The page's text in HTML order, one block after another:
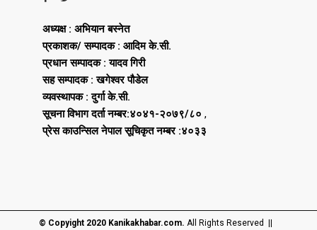
अध्यक्ष : अभियान बस्नेत
प्रकाशक/ सम्पादक : आदिम के.सी.
प्रधान सम्पादक : यादव गिरी
सह सम्पादक : खगेश्वर पौडेल
व्यवस्थापक : दुर्गा के.सी.
सूचना विभाग दर्ता नम्बर:४०४१-२०७९/८० ,
प्रेस काउन्सिल नेपाल सूचिकृत नम्बर :४०३३
© Copyight 2020 Kanikakhabar.com. All Rights Reserved ||